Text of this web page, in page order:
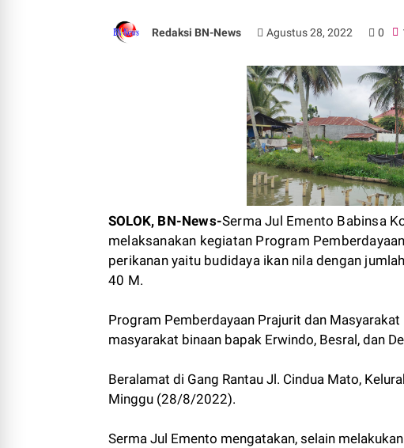
Redaksi BN-News Agustus 28, 2022 0
SOLOK, BN-News-Serma Jul Emento Babinsa
melaksanakan kegiatan Program
perikanan yaitu budidaya ikan nila dengan
40 M.
Program Pemberdayaan Prajurit dan
masyarakat binaan bapak Erwindo, Besral, dan
Beralamat di Gang Rantau Jl. Cindua Mato,
Minggu (28/8/2022).
Serma Jul Emento mengatakan, selain